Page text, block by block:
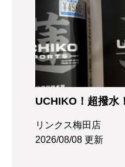
UCHIKO！超撥水
リンクス梅田店
2026/08/08 更新